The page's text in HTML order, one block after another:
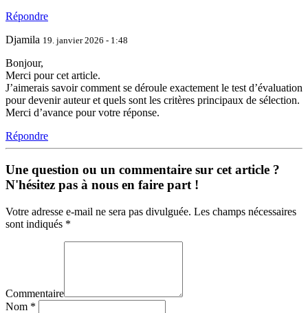
Répondre
Djamila 19. janvier 2026 - 1:48
Bonjour,
Merci pour cet article.
J’aimerais savoir comment se déroule exactement le test d’évaluation
pour devenir auteur et quels sont les critères principaux de sélection.
Merci d’avance pour votre réponse.
Répondre
Une question ou un commentaire sur cet article ?
N'hésitez pas à nous en faire part !
Votre adresse e-mail ne sera pas divulguée. Les champs nécessaires
sont indiqués *
Commentaire
Nom *